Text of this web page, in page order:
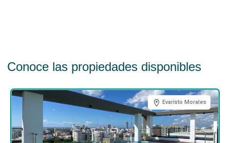
Conoce las propiedades disponibles
Evaristo Morales